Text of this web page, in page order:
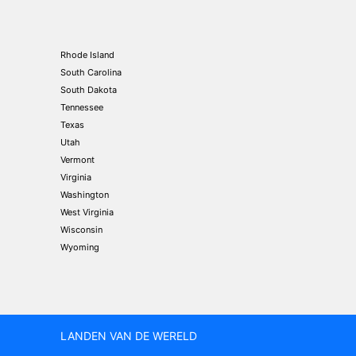
Rhode Island
South Carolina
South Dakota
Tennessee
Texas
Utah
Vermont
Virginia
Washington
West Virginia
Wisconsin
Wyoming
LANDEN VAN DE WERELD